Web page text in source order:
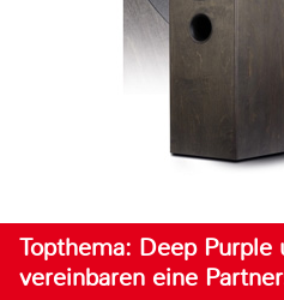
Topthema: Deep Purple
vereinbaren eine